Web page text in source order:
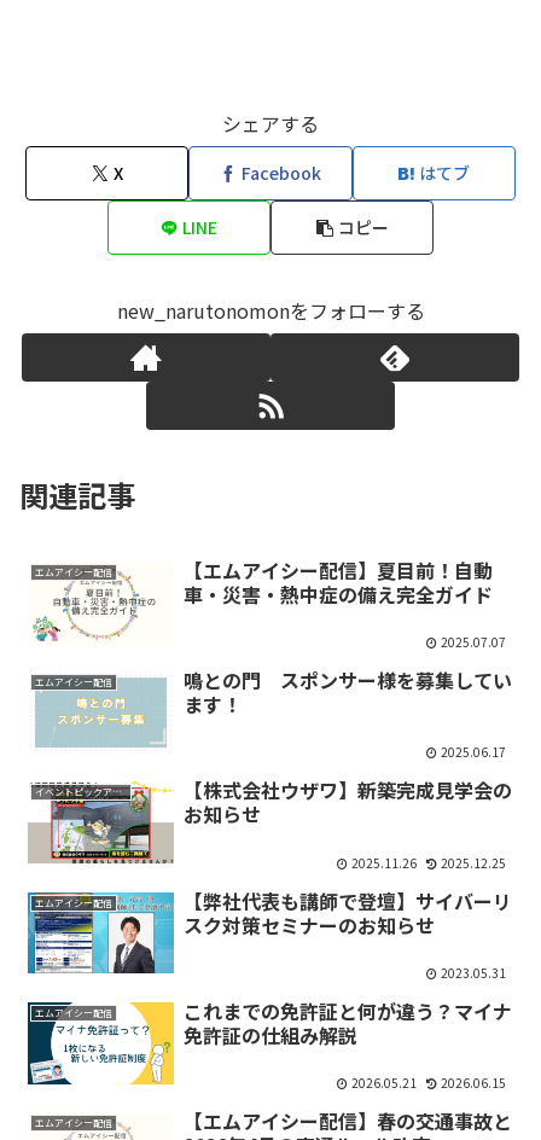
シェアする
X Facebook はてブ
LINE コピー
new_narutonomonをフォローする
関連記事
エムアイシー配信
【エムアイシー配信】夏目前！自動
車・災害・熱中症の備え完全ガイド
2025.07.07
エムアイシー配信
鳴との門 スポンサー様を募集してい
ます！
2025.06.17
イベントピックアップ
【株式会社ウザワ】新築完成見学会の
お知らせ
2025.11.26 2025.12.25
エムアイシー配信
【弊社代表も講師で登壇】サイバーリ
スク対策セミナーのお知らせ
2023.05.31
エムアイシー配信
これまでの免許証と何が違う？マイナ
免許証の仕組み解説
2026.05.21 2026.06.15
エムアイシー配信
【エムアイシー配信】春の交通事故と